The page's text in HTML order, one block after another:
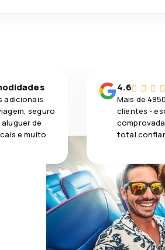
adicionais
seguro
de
e muito
4.6
Mais de
clientes -
total